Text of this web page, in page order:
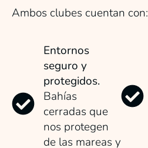
Ambos clubes cuentan con:
Entornos
seguro y
protegidos.
Bahías
cerradas que
nos protegen
de las mareas y